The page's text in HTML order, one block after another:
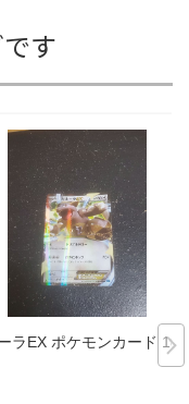
す
ラEX ポケモンカード 180